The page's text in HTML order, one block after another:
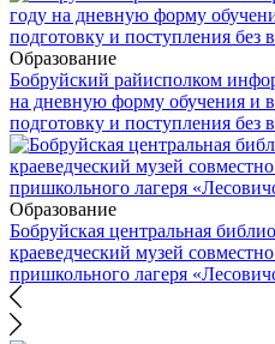
Образование
Бобруйский райисполком
на дневную форму обучения и
подготовку и поступления без
Образование
Бобруйская центральная
краеведческий музей
пришкольного лагеря